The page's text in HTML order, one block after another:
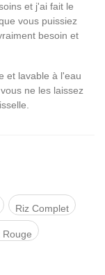
et j'ai fait le
vous puissiez
besoin et
et lavable à l'eau
ne les laissez
Riz Complet
Rouge